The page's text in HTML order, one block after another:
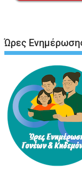
Ώρες